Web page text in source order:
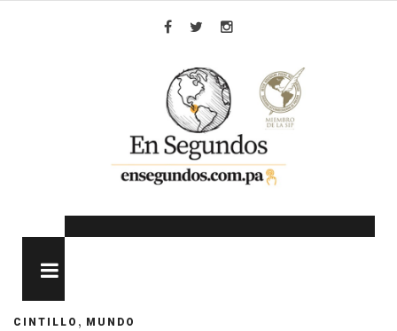
CINTILLO , MUNDO